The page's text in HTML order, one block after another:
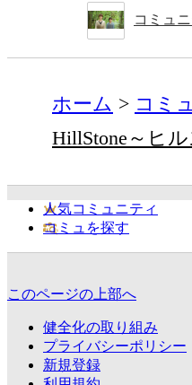
コミュ
ホーム コミ
HillStone～ヒ
人気コミュニティ
コミュを探す
このページの上部へ
健全化の取り組み
プライバシーポリシー
新規登録